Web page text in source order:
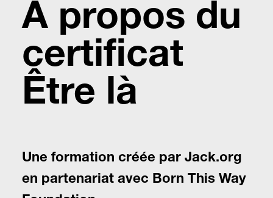
À propos du
certificat
Être là
Une formation créée par Jack.org
en partenariat avec Born This Way